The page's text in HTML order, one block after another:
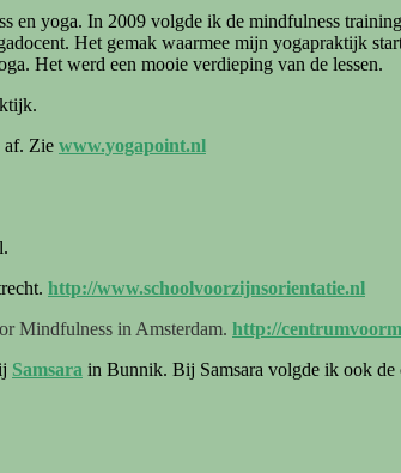
en yoga. In 2009 volgde ik de mindfulness
Het gemak waarmee mijn yogapraktijk
Het werd een mooie verdieping van de lessen.
af. Zie www.yogapoint.nl
http://www.schoolvoorzijnsorientatie.nl
Mindfulness in Amsterdam. http://
Samsara in Bunnik. Bij Samsara volgde ik ook de